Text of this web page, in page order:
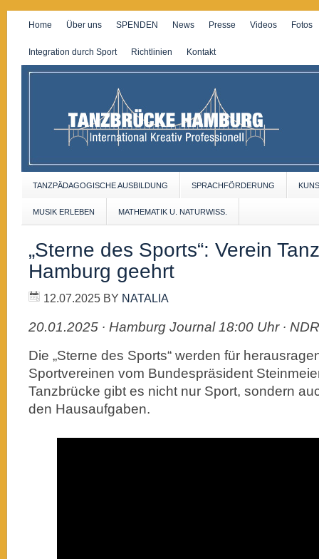
Home Über uns SPENDEN News Presse Videos Fotos
Integration durch Sport Richtlinien Kontakt
TANZPÄDAGOGISCHE AUSBILDUNG SPRACHFÖRDERUNG
MUSIK ERLEBEN MATHEMATIK U. NATURWISS.
„Sterne des Sports“: Verein
Hamburg geehrt
12.07.2025 BY NATALIA
20.01.2025 ∙ Hamburg Journal 18:00 Uhr ∙ NDR
Die „Sterne des Sports“ werden für
Sportvereinen vom Bundespräsident
Tanzbrücke gibt es nicht nur Sport, sondern
den Hausaufgaben.